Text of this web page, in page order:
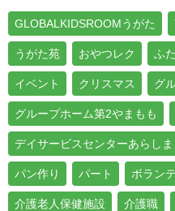
GLOBALKIDSROOMうがた
うがた苑 おやつレク ふ
イベント クリスマス グ
グループホーム第2やまもも
デイサービスセンターあらしま
パン作り パート ボラン
介護老人保健施設 介護職